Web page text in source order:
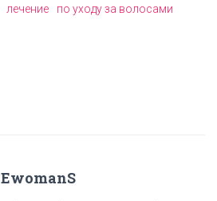
лечение
по уходу за волосами
EwomanS